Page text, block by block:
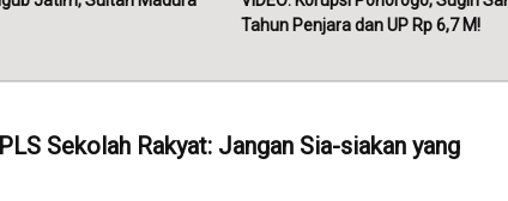
Tahun Penjara dan UP Rp 6,7 M!
Sekolah Rakyat: Jangan Sia-siakan yang